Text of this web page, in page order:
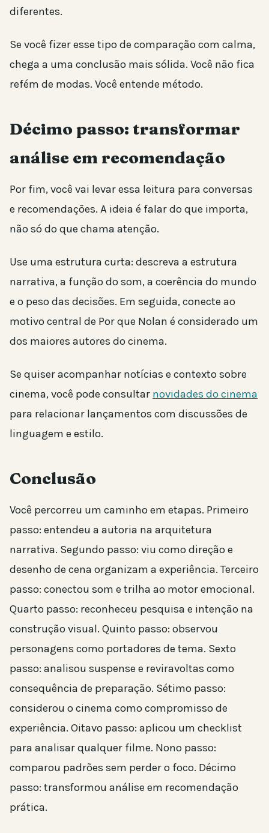
diferentes.
Se você fizer esse tipo de comparação com calma,
chega a uma conclusão mais sólida. Você não fica
refém de modas. Você entende método.
Décimo passo: transformar
análise em recomendação
Por fim, você vai levar essa leitura para conversas
e recomendações. A ideia é falar do que importa,
não só do que chama atenção.
Use uma estrutura curta: descreva a estrutura
narrativa, a função do som, a coerência do mundo
e o peso das decisões. Em seguida, conecte ao
motivo central de Por que Nolan é considerado um
dos maiores autores do cinema.
Se quiser acompanhar notícias e contexto sobre
cinema, você pode consultar novidades do cinema
para relacionar lançamentos com discussões de
linguagem e estilo.
Conclusão
Você percorreu um caminho em etapas. Primeiro
passo: entendeu a autoria na arquitetura
narrativa. Segundo passo: viu como direção e
desenho de cena organizam a experiência. Terceiro
passo: conectou som e trilha ao motor emocional.
Quarto passo: reconheceu pesquisa e intenção na
construção visual. Quinto passo: observou
personagens como portadores de tema. Sexto
passo: analisou suspense e reviravoltas como
consequência de preparação. Sétimo passo:
considerou o cinema como compromisso de
experiência. Oitavo passo: aplicou um checklist
para analisar qualquer filme. Nono passo:
comparou padrões sem perder o foco. Décimo
passo: transformou análise em recomendação
prática.